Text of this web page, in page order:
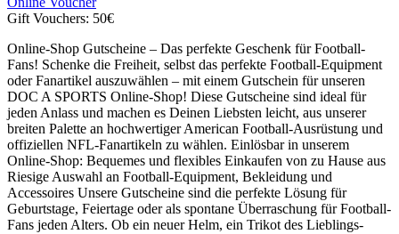
Gift Vouchers: 50€
Online-Shop Gutscheine – Das perfekte Geschenk für Football-
Fans! Schenke die Freiheit, selbst das perfekte Football-Equipment
oder Fanartikel auszuwählen – mit einem Gutschein für unseren
DOC A SPORTS Online-Shop! Diese Gutscheine sind ideal für
jeden Anlass und machen es Deinen Liebsten leicht, aus unserer
breiten Palette an hochwertiger American Football-Ausrüstung und
offiziellen NFL-Fanartikeln zu wählen. Einlösbar in unserem
Online-Shop: Bequemes und flexibles Einkaufen von zu Hause aus
Riesige Auswahl an Football-Equipment, Bekleidung und
Accessoires Unsere Gutscheine sind die perfekte Lösung für
Geburtstage, Feiertage oder als spontane Überraschung für Football-
Fans jeden Alters. Ob ein neuer Helm, ein Trikot des Lieblings-